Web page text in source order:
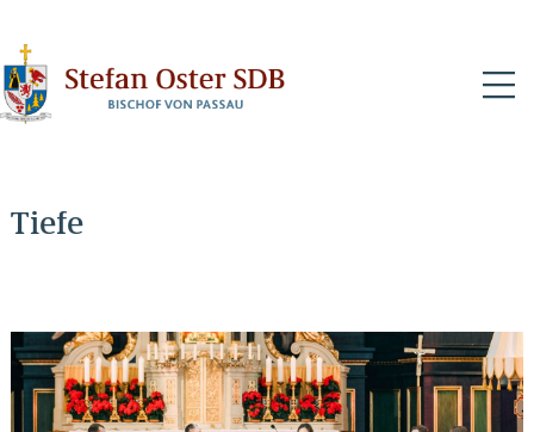
Tiefe